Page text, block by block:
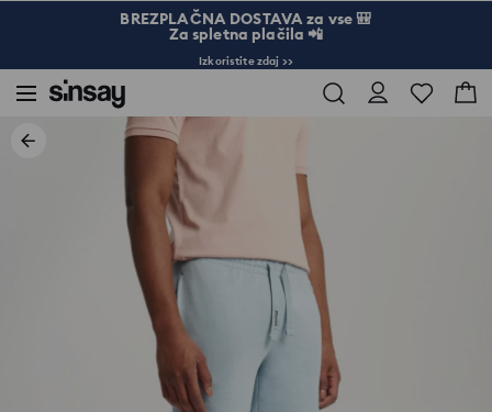
BREZPLAČNA DOSTAVA za vse 🎒
Za spletna plačila 📲
Izkoristite zdaj >>